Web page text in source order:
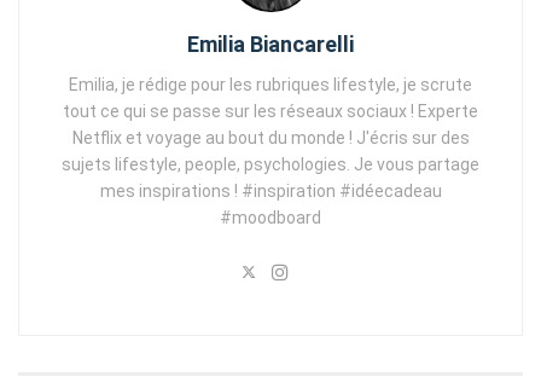
Emilia Biancarelli
Emilia, je rédige pour les rubriques lifestyle, je scrute
tout ce qui se passe sur les réseaux sociaux ! Experte
Netflix et voyage au bout du monde ! J'écris sur des
sujets lifestyle, people, psychologies. Je vous partage
mes inspirations ! #inspiration #idéecadeau
#moodboard